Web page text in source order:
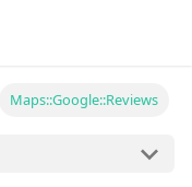
Maps::Google::Reviews